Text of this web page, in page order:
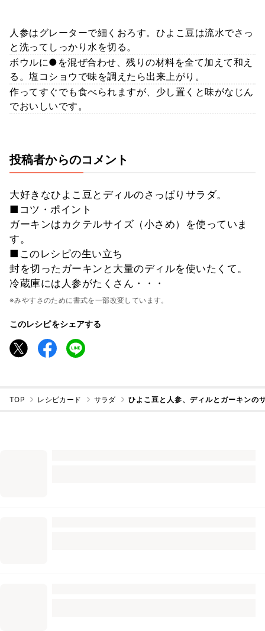
人参はグレーターで細くおろす。ひよこ豆は流水でさっ
と洗ってしっかり水を切る。
ボウルに●を混ぜ合わせ、残りの材料を全て加えて和え
る。塩コショウで味を調えたら出来上がり。
作ってすぐでも食べられますが、少し置くと味がなじん
でおいしいです。
投稿者からのコメント
大好きなひよこ豆とディルのさっぱりサラダ。
■コツ・ポイント
ガーキンはカクテルサイズ（小さめ）を使っていま
す。
■このレシピの生い立ち
封を切ったガーキンと大量のディルを使いたくて。
冷蔵庫には人参がたくさん・・・
※みやすさのために書式を一部改変しています。
このレシピをシェアする
TOP レシピカード サラダ ひよこ豆と人参、ディルとガーキンの